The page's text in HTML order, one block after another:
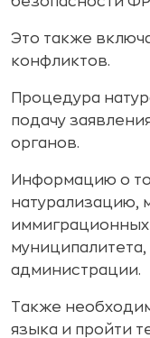
Это также
конфликтов.
Процедура
подачу
органов.
Информацию о
натурализацию,
иммиграционных
администрации.
Также
языка и пройти